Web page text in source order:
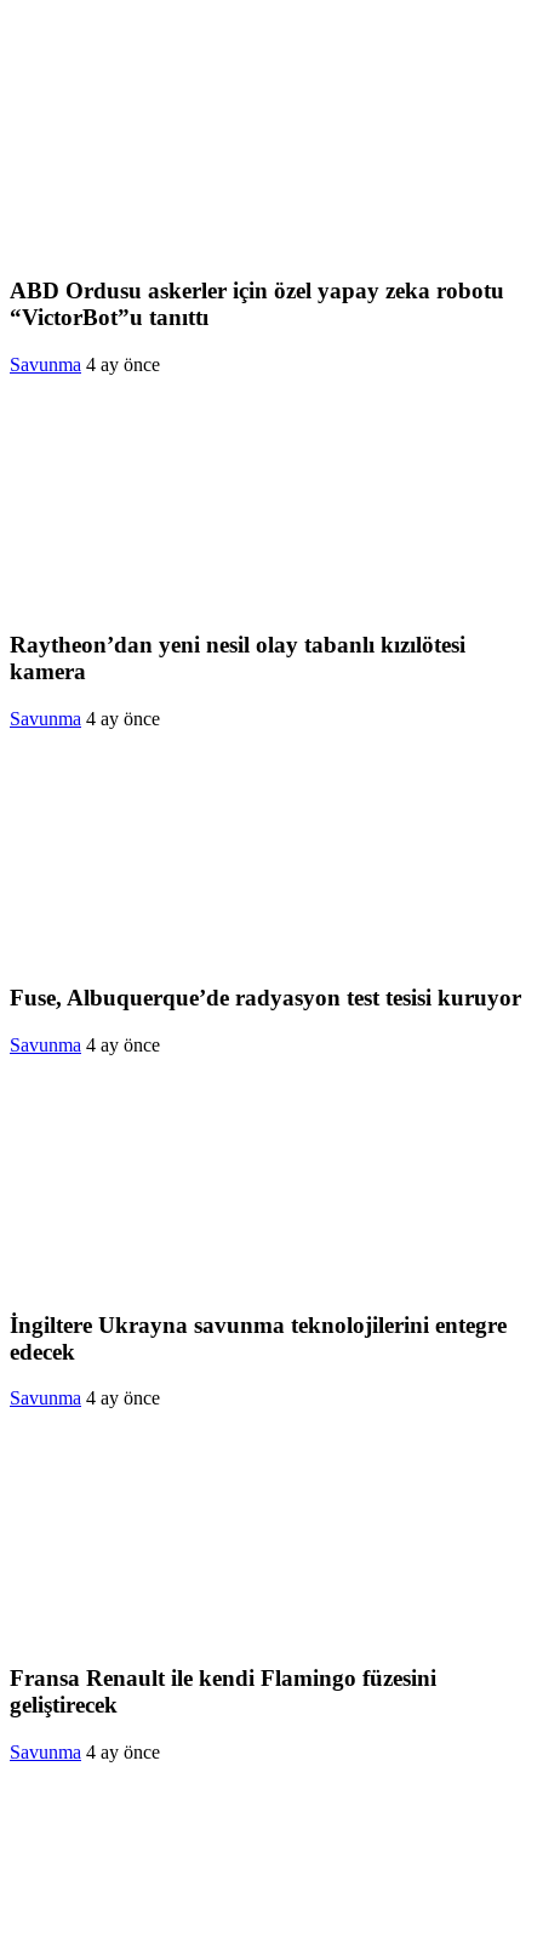
ABD Ordusu askerler için özel yapay zeka robotu
“VictorBot”u tanıttı
Savunma 4 ay önce
Raytheon’dan yeni nesil olay tabanlı kızılötesi
kamera
Savunma 4 ay önce
Fuse, Albuquerque’de radyasyon test tesisi kuruyor
Savunma 4 ay önce
İngiltere Ukrayna savunma teknolojilerini entegre
edecek
Savunma 4 ay önce
Fransa Renault ile kendi Flamingo füzesini
geliştirecek
Savunma 4 ay önce